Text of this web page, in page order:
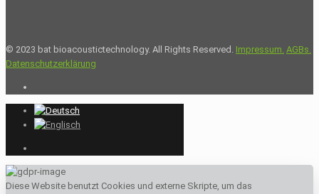
© 2023 bat bioacoustictechnology. All Rights Reserved. Impressum. AGBs.
Datenschutzerklärung
Diese Website benutzt Cookies und externe Skripte, um das